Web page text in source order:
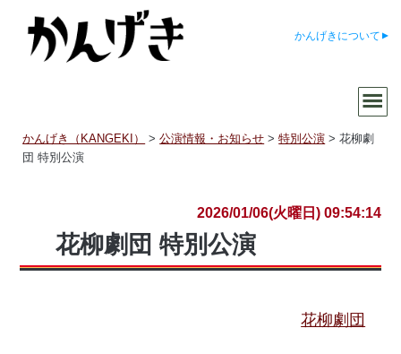
かんげきについて
かんげき（KANGEKI） >公演情報・お知らせ >特別公演 >花柳劇
団 特別公演
2026/01/06(火曜日) 09:54:14
花柳劇団 特別公演
花柳劇団